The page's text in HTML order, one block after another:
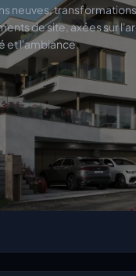
neuves,
de site, axées sur
et l'ambiance.